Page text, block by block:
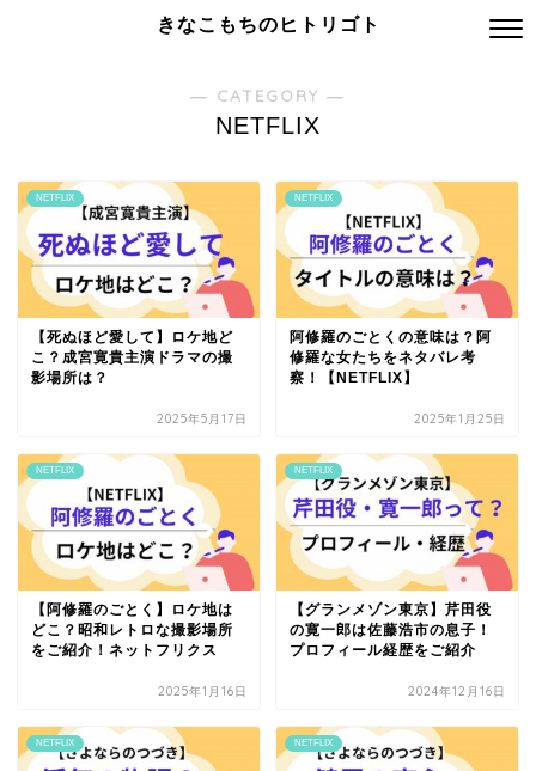
きなこもちのヒトリゴト
― CATEGORY ―
NETFLIX
NETFLIX
【死ぬほど愛して】ロケ地ど
こ？成宮寛貴主演ドラマの撮
影場所は？
2025年5月17日
NETFLIX
阿修羅のごとくの意味は？阿
修羅な女たちをネタバレ考
察！【NETFLIX】
2025年1月25日
NETFLIX
【阿修羅のごとく】ロケ地は
どこ？昭和レトロな撮影場所
をご紹介！ネットフリクス
2025年1月16日
NETFLIX
【グランメゾン東京】芹田役
の寛一郎は佐藤浩市の息子！
プロフィール経歴をご紹介
2024年12月16日
NETFLIX NETFLIX